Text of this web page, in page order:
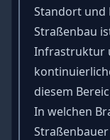
Standort und
Straßenbau
Infrastruktur
diesem
In welchen